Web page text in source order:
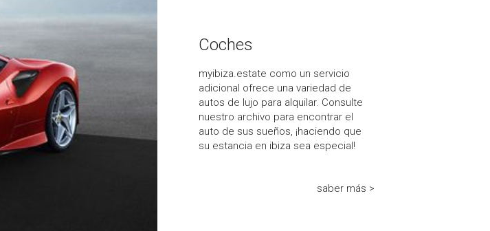
Coches
myibiza.estate como un servicio
adicional ofrece una variedad de
autos de lujo para alquilar. Consulte
nuestro archivo para encontrar el
auto de sus sueños, ¡haciendo que
su estancia en ibiza sea especial!
saber más >